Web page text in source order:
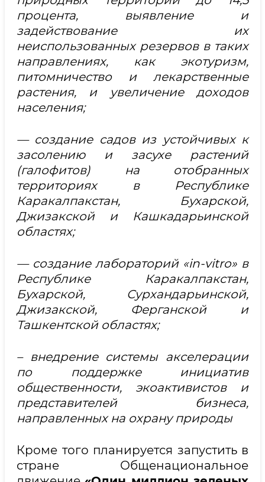
процента, выявление и
задействование их
неиспользованных резервов в таких
направлениях, как экотуризм,
питомничество и лекарственные
растения, и увеличение доходов
населения;
— создание садов из устойчивых к
засолению и засухе растений
(галофитов) на отобранных
территориях в Республике
Каракалпакстан, Бухарской,
Джизакской и Кашкадарьинской
областях;
— создание лабораторий «in-vitro» в
Республике Каракалпакстан,
Бухарской, Сурхандарьинской,
Джизакской, Ферганской и
Ташкентской областях;
–
внедрение системы акселерации
по поддержке инициатив
общественности, экоактивистов и
представителей бизнеса,
направленных на охрану природы
Кроме того планируется запустить в
стране Общенациональное